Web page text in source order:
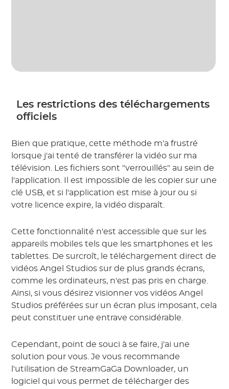
Les restrictions des téléchargements
officiels
Bien que pratique, cette méthode m'a frustré
lorsque j'ai tenté de transférer la vidéo sur ma
télévision. Les fichiers sont "verrouillés" au sein de
l'application. Il est impossible de les copier sur une
clé USB, et si l'application est mise à jour ou si
votre licence expire, la vidéo disparaît.
Cette fonctionnalité n'est accessible que sur les
appareils mobiles tels que les smartphones et les
tablettes. De surcroît, le téléchargement direct de
vidéos Angel Studios sur de plus grands écrans,
comme les ordinateurs, n'est pas pris en charge.
Ainsi, si vous désirez visionner vos vidéos Angel
Studios préférées sur un écran plus imposant, cela
peut constituer une entrave considérable.
Cependant, point de souci à se faire, j'ai une
solution pour vous. Je vous recommande
l'utilisation de StreamGaGa Downloader, un
logiciel qui vous permet de télécharger des